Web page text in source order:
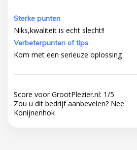
Sterke punten
Niks,kwaliteit is echt slecht!!
Verbeterpunten of tips
Kom met een serieuze oplossing
Score voor GrootPlezier.nl: 1/5
Zou u dit bedrijf aanbevelen? Nee
Konijnenhok